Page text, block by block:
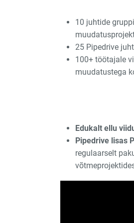
10 juhtide
25 Pipedrive
100+ töötajale
muudatustega
Edukalt ellu
Pipedrive lisas
regulaarselt